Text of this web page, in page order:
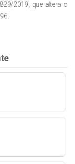
2019, que altera o